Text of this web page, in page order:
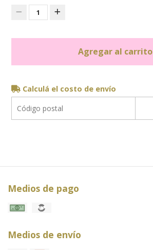
1
Agregar al carrito
Calculá el costo de envío
Medios de pago
Medios de envío